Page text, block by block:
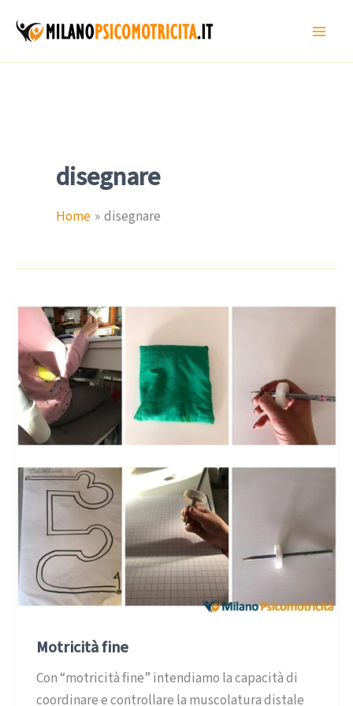
disegnare
Home disegnare
Motricità fine
Con “motricità fine” intendiamo la capacità di
coordinare e controllare la muscolatura distale